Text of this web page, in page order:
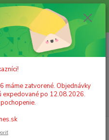
09.08.2026 máme zatvorené.
budú expedované po 12.08.2026.
Ledvanes.sk
za0,00 EUR
žltý
zatvorené. Objednávky
expedované po 12.08.2026.